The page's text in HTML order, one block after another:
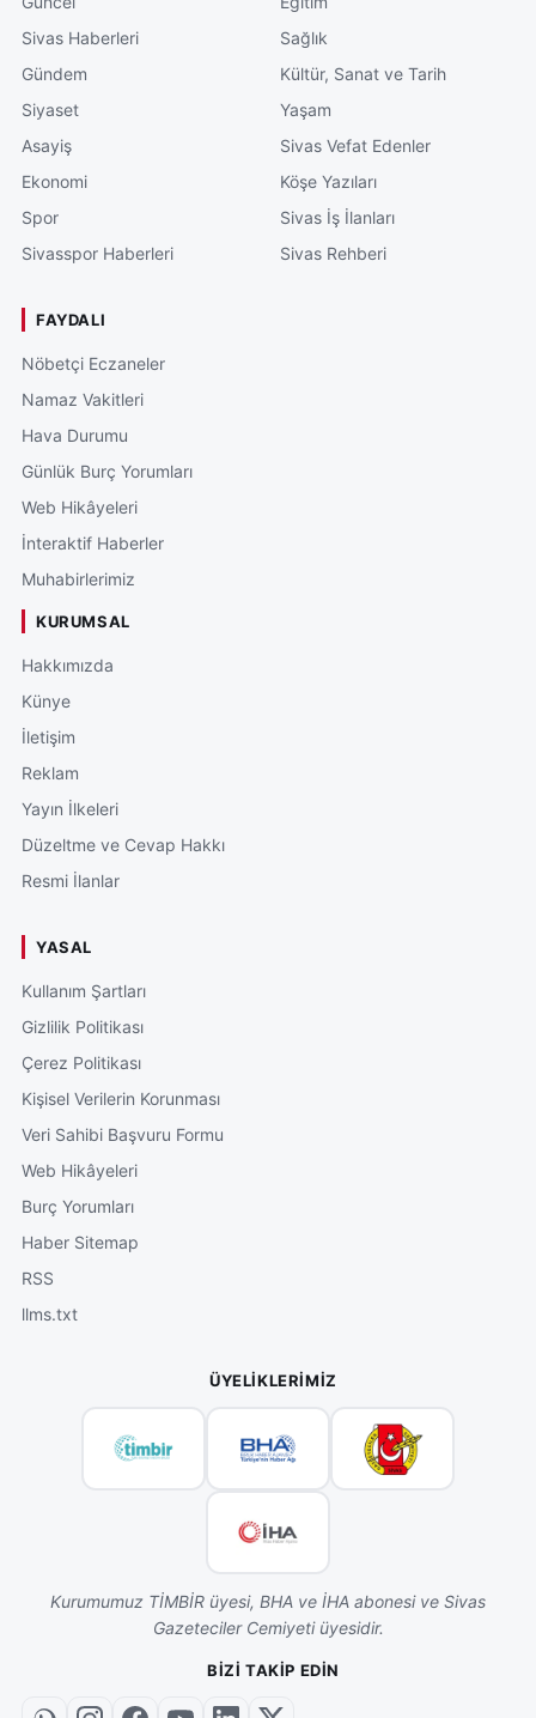
Sivas Haberleri
Gündem
Siyaset
Asayiş
Ekonomi
Spor
Sivasspor Haberleri
Sağlık
Kültür, Sanat ve Tarih
Yaşam
Sivas Vefat Edenler
Köşe Yazıları
Sivas İş İlanları
Sivas Rehberi
FAYDALI
Nöbetçi Eczaneler
Namaz Vakitleri
Hava Durumu
Günlük Burç Yorumları
Web Hikâyeleri
İnteraktif Haberler
Muhabirlerimiz
KURUMSAL
Hakkımızda
Künye
İletişim
Reklam
Yayın İlkeleri
Düzeltme ve Cevap Hakkı
Resmi İlanlar
YASAL
Kullanım Şartları
Gizlilik Politikası
Çerez Politikası
Kişisel Verilerin Korunması
Veri Sahibi Başvuru Formu
Web Hikâyeleri
Burç Yorumları
Haber Sitemap
RSS
llms.txt
ÜYELIKLERIMIZ
Kurumumuz TİMBİR üyesi, BHA ve İHA abonesi ve Sivas
Gazeteciler Cemiyeti üyesidir.
BIZI TAKIP EDIN